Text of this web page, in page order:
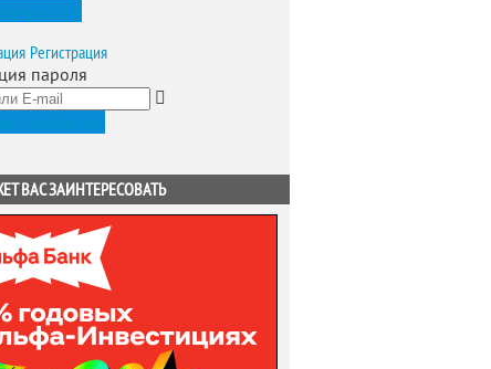
Регистрация
пароля
ВАС ЗАИНТЕРЕСОВАТЬ